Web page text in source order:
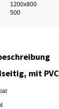
1200x800
500
mit